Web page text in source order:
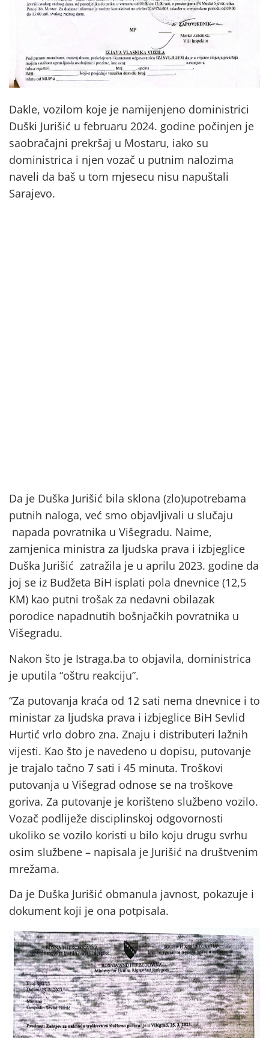
Dakle, vozilom koje je namijenjeno doministrici
Duški Jurišić u februaru 2024. godine počinjen je
saobračajni prekršaj u Mostaru, iako su
doministrica i njen vozač u putnim nalozima
naveli da baš u tom mjesecu nisu napuštali
Sarajevo.
Da je Duška Jurišić bila sklona (zlo)upotrebama
putnih naloga, već smo objavljivali u slučaju
napada povratnika u Višegradu. Naime,
zamjenica ministra za ljudska prava i izbjeglice
Duška Jurišić zatražila je u aprilu 2023. godine da
joj se iz Budžeta BiH isplati pola dnevnice (12,5
KM) kao putni trošak za nedavni obilazak
porodice napadnutih bošnjačkih povratnika u
Višegradu.
Nakon što je Istraga.ba to objavila, doministrica
je uputila “oštru reakciju”.
“Za putovanja kraća od 12 sati nema dnevnice i to
ministar za ljudska prava i izbjeglice BiH Sevlid
Hurtić vrlo dobro zna. Znaju i distributeri lažnih
vijesti. Kao što je navedeno u dopisu, putovanje
je trajalo tačno 7 sati i 45 minuta. Troškovi
putovanja u Višegrad odnose se na troškove
goriva. Za putovanje je korišteno službeno vozilo.
Vozač podliježe disciplinskoj odgovornosti
ukoliko se vozilo koristi u bilo koju drugu svrhu
osim službene – napisala je Jurišić na društvenim
mrežama.
Da je Duška Jurišić obmanula javnost, pokazuje i
dokument koji je ona potpisala.